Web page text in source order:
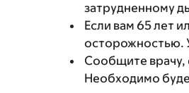
затрудненному
Если вам 65 лет
осторожностью.
Сообщите врачу,
Необходимо